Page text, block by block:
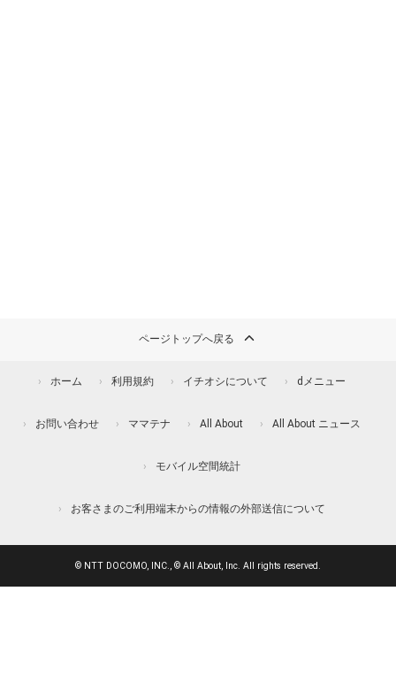
ページトップへ戻る
ホーム 利用規約 イチオシについて dメニュー
お問い合わせ ママテナ All About All About ニュース
モバイル空間統計
お客さまのご利用端末からの情報の外部送信について
© NTT DOCOMO, INC., © All About, Inc. All rights reserved.